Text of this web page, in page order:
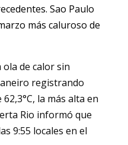
Sao Paulo
más caluroso de
de calor sin
registrando
la más alta en
Rio informó que
9:55 locales en el